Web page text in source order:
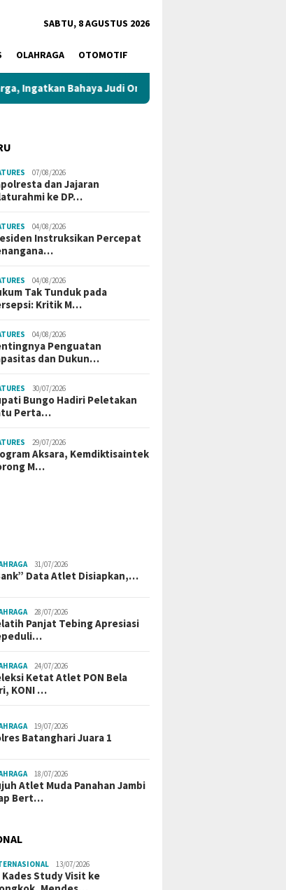
SABTU, 8 AGUSTUS 2026
OLAHRAGA OTOMOTIF
Judi Online dan Pinjaman Online
07/08/2026
dan Jajaran
ke DP…
04/08/2026
Instruksikan Percepat
04/08/2026
Tak Tunduk pada
Kritik M…
04/08/2026
Penguatan
dan Dukun…
30/07/2026
Bungo Hadiri Peletakan
Perta…
29/07/2026
Aksara, Kemdiktisaintek
M…
31/07/2026
Data Atlet Disiapkan,…
28/07/2026
Panjat Tebing Apresiasi
24/07/2026
Ketat Atlet PON Bela
KONI …
19/07/2026
Batanghari Juara 1
18/07/2026
Atlet Muda Panahan Jambi
Bert…
13/07/2026
Kades Study Visit ke